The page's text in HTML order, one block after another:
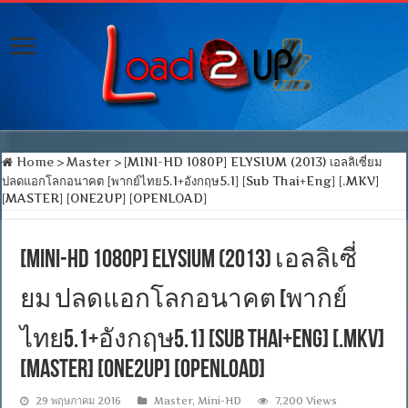
Home > Master > [MINI-HD 1080P] ELYSIUM (2013) เอลลิเซี่ยม
ปลดแอกโลกอนาคต [พากย์ไทย5.1+อังกฤษ5.1] [Sub Thai+Eng] [.MKV]
[MASTER] [ONE2UP] [OPENLOAD]
[MINI-HD 1080P] ELYSIUM (2013) เอลลิเซี่
ยม ปลดแอกโลกอนาคต [พากย์
ไทย5.1+อังกฤษ5.1] [Sub Thai+Eng] [.MKV]
[MASTER] [ONE2UP] [OPENLOAD]
29 พฤษภาคม 2016 Master,Mini-HD 7,200 Views